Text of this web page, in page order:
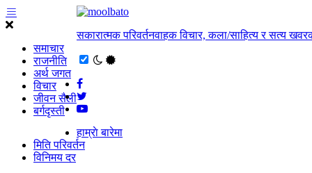
समाचार
राजनीति
अर्थ जगत
विचार
जीवन सैली
बर्गदृस्ती
सकारात्मक परिवर्तनवाहक विचार, कला/साहित्य र सत्य
हाम्राे बारेमा
मिति परिवर्तन
विनिमय दर